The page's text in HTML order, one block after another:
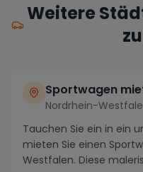
Weitere
Sportwagen
Nordrhein-
Tauchen Sie ein in ein
mieten Sie einen
Westfalen. Diese